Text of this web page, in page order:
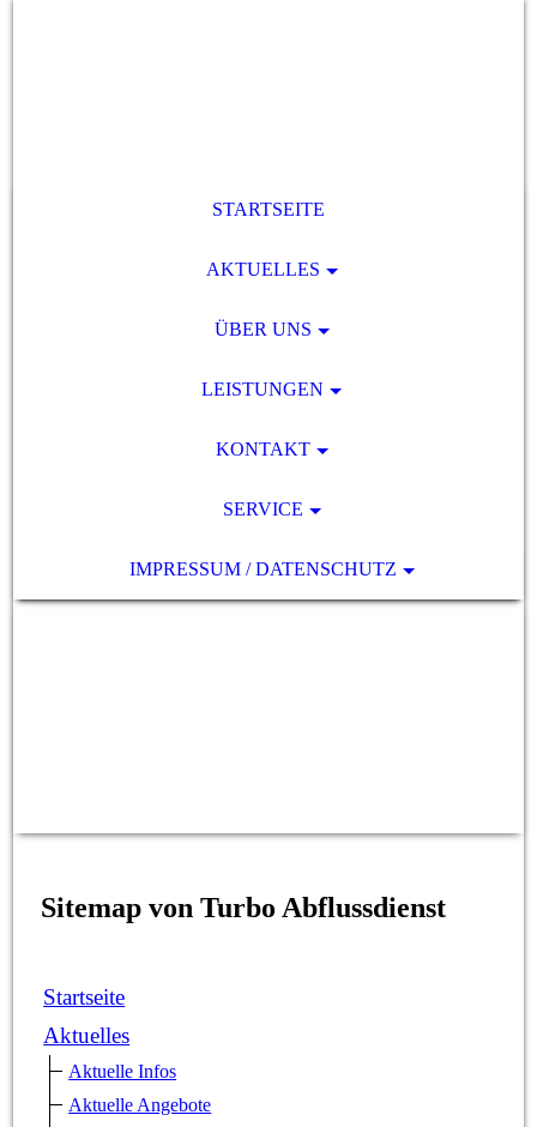
STARTSEITE
AKTUELLES
ÜBER UNS
LEISTUNGEN
KONTAKT
SERVICE
IMPRESSUM / DATENSCHUTZ
Sitemap von Turbo Abflussdienst
Startseite
Aktuelles
Aktuelle Infos
Aktuelle Angebote